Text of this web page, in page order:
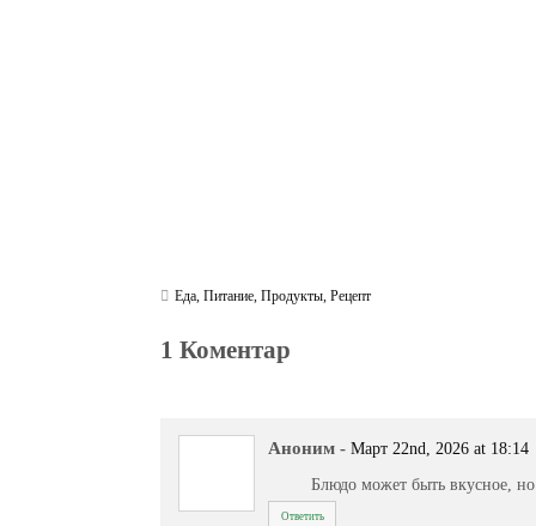
Еда,Питание,Продукты,Рецепт
1 Коментар
Аноним - Март 22nd, 2026 at 18:14
Блюдо может быть вкусное, но
Ответить